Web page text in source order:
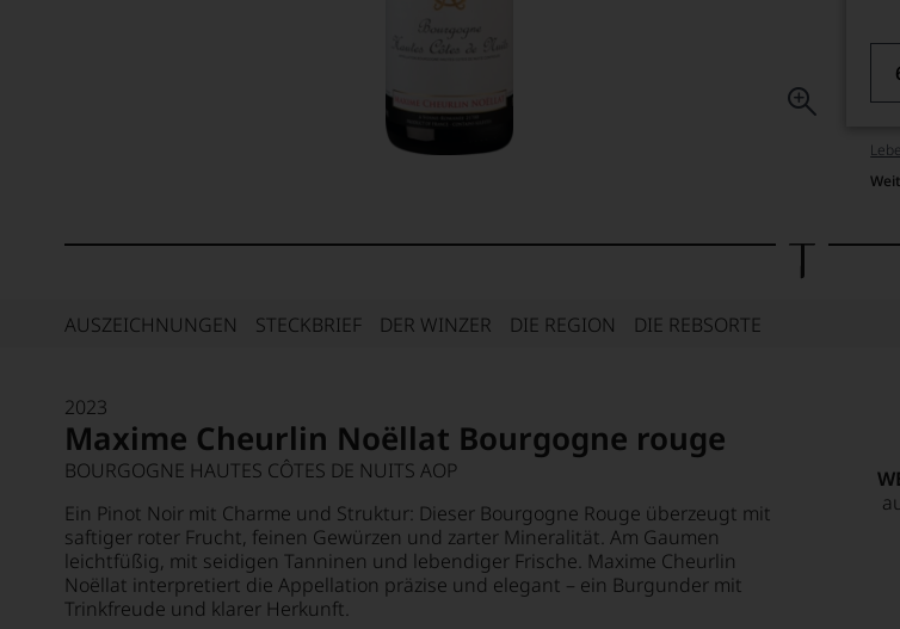
AUSZEICHNUNGEN STECKBRIEF DER WINZER DIE REGION DIE REBSORTE
2023
Maxime Cheurlin Noëllat Bourgogne rouge
BOURGOGNE HAUTES CÔTES DE NUITS AOP
Ein Pinot Noir mit Charme und Struktur: Dieser Bourgogne Rouge überzeugt mit
saftiger roter Frucht, feinen Gewürzen und zarter Mineralität. Am Gaumen
leichtfüßig, mit seidigen Tanninen und lebendiger Frische. Maxime Cheurlin
Noëllat interpretiert die Appellation präzise und elegant – ein Burgunder mit
Trinkfreude und klarer Herkunft.